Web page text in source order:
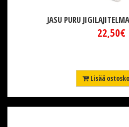
JASU PURU
22,50€
Lisää